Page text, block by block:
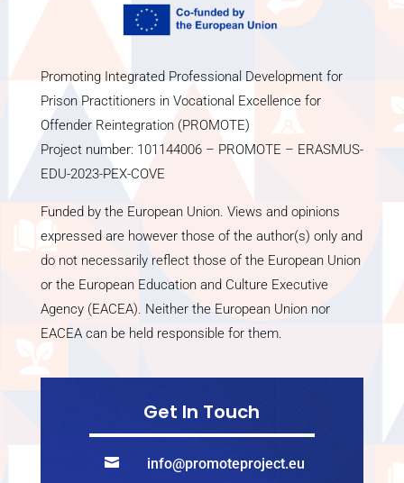
Promoting Integrated Professional Development for
Prison Practitioners in Vocational Excellence for
Offender Reintegration (PROMOTE)
Project number: 101144006 – PROMOTE – ERASMUS-
EDU-2023-PEX-COVE
Funded by the European Union. Views and opinions
expressed are however those of the author(s) only and
do not necessarily reflect those of the European Union
or the European Education and Culture Executive
Agency (EACEA). Neither the European Union nor
EACEA can be held responsible for them.
Get In Touch
 info@promoteproject.eu